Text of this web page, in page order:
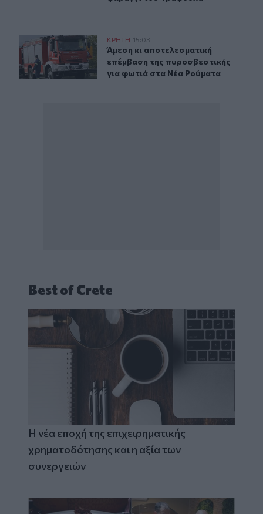
Άμεση κι αποτελεσματική επέμβαση της
ΚΡΗΤΗ 15:03
Άμεση κι αποτελεσματική
Άμεση κι αποτελεσματική
επέμβαση της πυροσβεστικής
για φωτιά στα Νέα Ρούματα
Best of Crete
Η νέα εποχή της επιχειρηματικής
χρηματοδότησης και η αξία των
συνεργειών